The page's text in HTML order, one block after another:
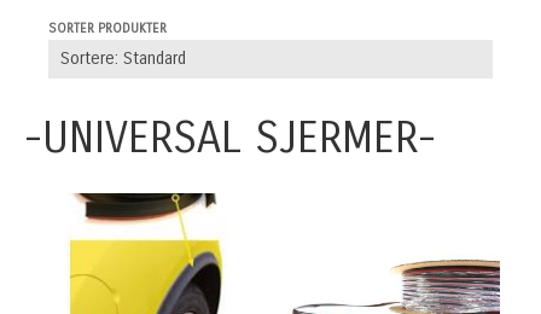
SORTER PRODUKTER
-UNIVERSAL SJERMER-